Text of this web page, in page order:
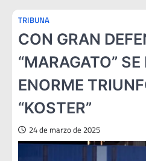
TRIBUNA
CON GRAN
“MARAGATO” SE
ENORME
“KOSTER”
24 de marzo de 2025